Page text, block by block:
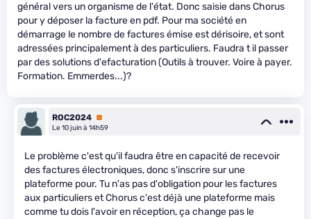
général vers un organisme de l'état. Donc saisie dans Chorus
pour y déposer la facture en pdf. Pour ma société en
démarrage le nombre de factures émise est dérisoire, et sont
adressées principalement à des particuliers. Faudra t il passer
par des solutions d'efacturation (Outils à trouver. Voire à payer.
Formation. Emmerdes...)?
ROC2024 Premium
Le 10 juin à 14h59
Le problème c'est qu'il faudra être en capacité de recevoir
des factures électroniques, donc s'inscrire sur une
plateforme pour. Tu n'as pas d'obligation pour les factures
aux particuliers et Chorus c'est déjà une plateforme mais
comme tu dois l'avoir en réception, ça change pas le